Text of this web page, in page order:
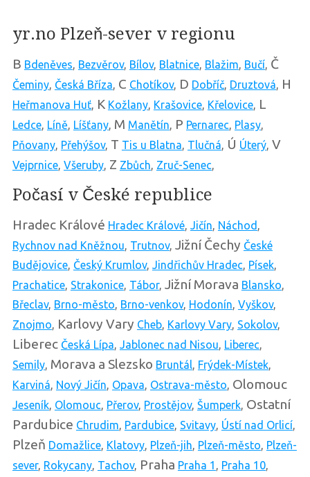
yr.no Plzeň-sever v regionu
B Bdeněves, Bezvěrov, Bílov, Blatnice, Blažim, Bučí, Č
Čeminy, Česká Bříza, C Chotíkov, D Dobříč, Druztová, H
Heřmanova Huť, K Kožlany, Krašovice, Křelovice, L
Ledce, Líně, Líšťany, M Manětín, P Pernarec, Plasy,
Pňovany, Přehýšov, T Tis u Blatna, Tlučná, Ú Úterý, V
Vejprnice, Všeruby, Z Zbůch, Zruč-Senec,
Počasí v České republice
Hradec Králové Hradec Králové, Jičín, Náchod ,
Rychnov nad Kněžnou, Trutnov, Jižní Čechy České
Budějovice, Český Krumlov, Jindřichův Hradec, Písek,
Prachatice, Strakonice, Tábor, Jižní Morava Blansko,
Břeclav, Brno-město, Brno-venkov, Hodonín, Vyškov,
Znojmo, Karlovy Vary Cheb, Karlovy Vary, Sokolov,
Liberec Česká Lípa, Jablonec nad Nisou, Liberec,
Semily, Morava a Slezsko Bruntál, Frýdek-Místek,
Karviná, Nový Jičín, Opava, Ostrava-město, Olomouc
Jeseník, Olomouc, Přerov, Prostějov, Šumperk, Ostatní
Pardubice Chrudim, Pardubice, Svitavy, Ústí nad Orlicí,
Plzeň Domažlice, Klatovy, Plzeň-jih, Plzeň-město, Plzeň-
sever, Rokycany, Tachov, Praha Praha 1 , Praha 10,